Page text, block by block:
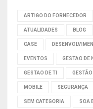
ARTIGO DO FORNECEDOR
ATUALIDADES BLOG
CASE
EVENTOS GESTAO DE
GESTAO DE TI GESTÃO
MOBILE SEGURANÇA
SEM CATEGORIA SOA